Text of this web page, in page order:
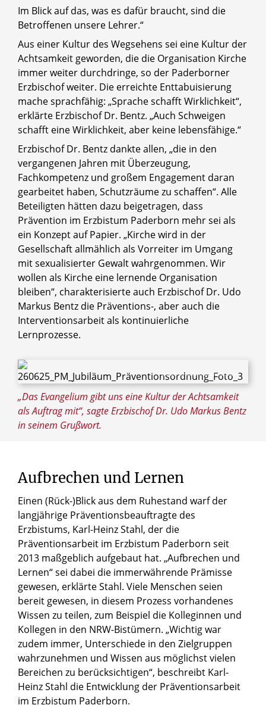
© Maria Aßhauer / Erzbistum Paderborn
„Das Evangelium gibt uns eine Kultur der Achtsamkeit
als Auftrag mit“, sagte Erzbischof Dr. Udo Markus Bentz
in seinem Grußwort.
Im Blick auf das, was es dafür braucht, sind die
Betroffenen unsere Lehrer.“
Aus einer Kultur des Wegsehens sei eine Kultur der
Achtsamkeit geworden, die die Organisation Kirche
immer weiter durchdringe, so der Paderborner
Erzbischof weiter. Die erreichte Enttabuisierung
mache sprachfähig: „Sprache schafft Wirklichkeit“,
erklärte Erzbischof Dr. Bentz. „Auch Schweigen
schafft eine Wirklichkeit, aber keine lebensfähige.“
Erzbischof Dr. Bentz dankte allen, „die in den
vergangenen Jahren mit Überzeugung,
Fachkompetenz und großem Engagement daran
gearbeitet haben, Schutzräume zu schaffen“. Alle
Beteiligten hätten dazu beigetragen, dass
Prävention im Erzbistum Paderborn mehr sei als
ein Konzept auf Papier. „Kirche wird in der
Gesellschaft allmählich als Vorreiter im Umgang
mit sexualisierter Gewalt wahrgenommen. Wir
wollen als Kirche eine lernende Organisation
bleiben“, charakterisierte auch Erzbischof Dr. Udo
Markus Bentz die Präventions-, aber auch die
Interventionsarbeit als kontinuierliche
Lernprozesse.
Aufbrechen und Lernen
Einen (Rück-)Blick aus dem Ruhestand warf der
langjährige Präventionsbeauftragte des
Erzbistums, Karl-Heinz Stahl, der die
Präventionsarbeit im Erzbistum Paderborn seit
2013 maßgeblich aufgebaut hat. „Aufbrechen und
Lernen“ sei dabei die immerwährende Prämisse
gewesen, erklärte Stahl. Viele Menschen seien
bereit gewesen, in diesem Prozess vorhandenes
Wissen zu teilen, zum Beispiel die Kolleginnen und
Kollegen in den NRW-Bistümern. „Wichtig war
zudem immer, Unterschiede in den Zielgruppen
wahrzunehmen und Wissen aus möglichst vielen
Bereichen zu berücksichtigen“, beschreibt Karl-
Heinz Stahl die Entwicklung der Präventionsarbeit
im Erzbistum Paderborn.